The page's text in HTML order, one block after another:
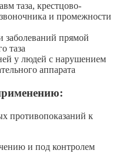
таза, крестцово-
и промежности
заболеваний прямой
таза
у людей с нарушением
аппарата
противопоказаний к
и под контролем